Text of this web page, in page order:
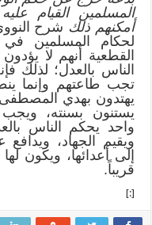
المسلمين القيام
أمكنهم ذلك شرح
لحكام المسلمين في
القطعية أنهم لا
الناس بالعدل؛ لذلك
تجب طاعتهم وإنما
يهتدون بهدي
يستنون بسنته،
واحد يحكم الناس
ويقيم الجهاد، ويدافع
إلى أعدائها، ويكون
قريباً.
[:]